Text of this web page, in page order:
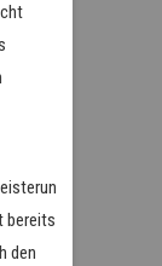
bereits
den